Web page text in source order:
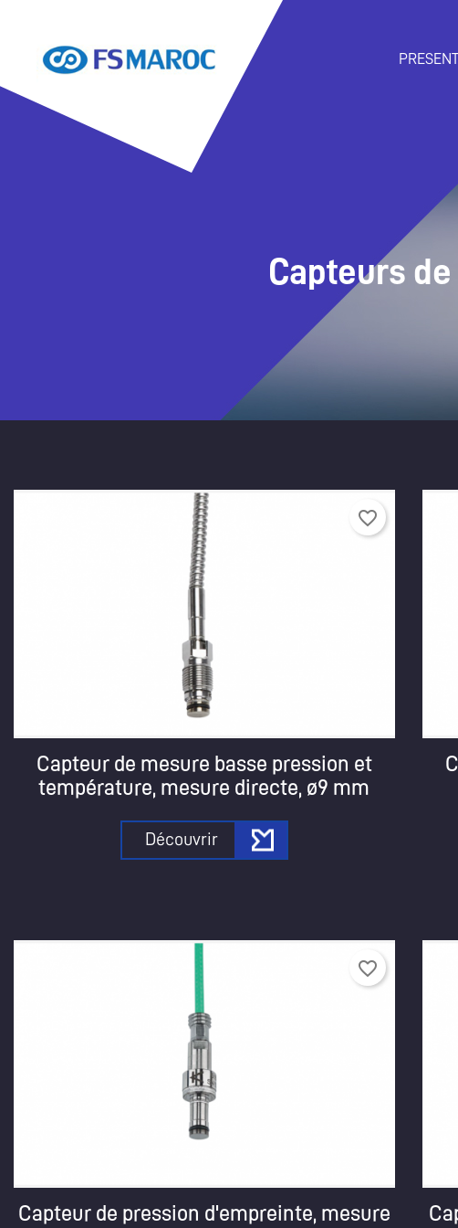
Capteurs
Capteur de mesure basse pression et
température, mesure directe, ø9 mm
Découvrir
favorite_border
Capteur de pression d'empreinte, mesure
favorite_border